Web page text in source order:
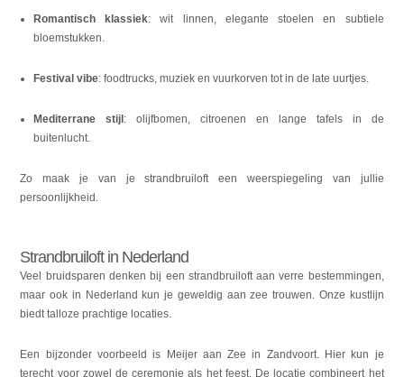
Romantisch klassiek: wit linnen, elegante stoelen en subtiele
bloemstukken.
Festival vibe: foodtrucks, muziek en vuurkorven tot in de late uurtjes.
Mediterrane stijl: olijfbomen, citroenen en lange tafels in de
buitenlucht.
Zo maak je van je strandbruiloft een weerspiegeling van jullie
persoonlijkheid.
Strandbruiloft in Nederland
Veel bruidsparen denken bij een strandbruiloft aan verre bestemmingen,
maar ook in Nederland kun je geweldig aan zee trouwen. Onze kustlijn
biedt talloze prachtige locaties.
Een bijzonder voorbeeld is Meijer aan Zee in Zandvoort. Hier kun je
terecht voor zowel de ceremonie als het feest. De locatie combineert het